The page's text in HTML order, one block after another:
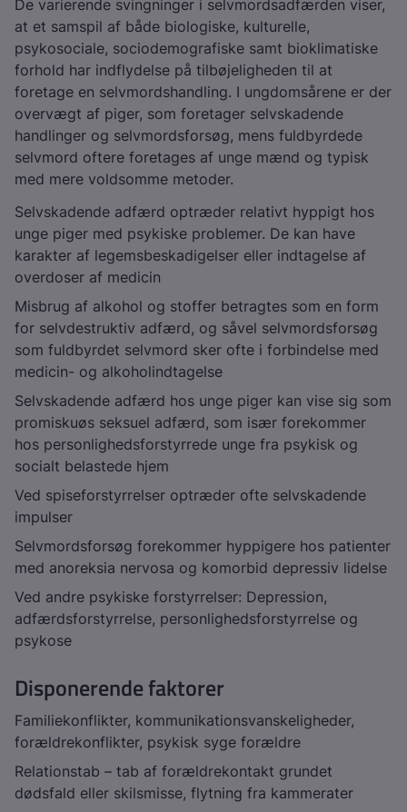
De varierende svingninger i selvmordsadfærden viser,
at et samspil af både biologiske, kulturelle,
psykosociale, sociodemografiske samt bioklimatiske
forhold har indflydelse på tilbøjeligheden til at
foretage en selvmordshandling. I ungdomsårene er der
overvægt af piger, som foretager selvskadende
handlinger og selvmordsforsøg, mens fuldbyrdede
selvmord oftere foretages af unge mænd og typisk
med mere voldsomme metoder.
Selvskadende adfærd optræder relativt hyppigt hos
unge piger med psykiske problemer. De kan have
karakter af legemsbeskadigelser eller indtagelse af
overdoser af medicin
Misbrug af alkohol og stoffer betragtes som en form
for selvdestruktiv adfærd, og såvel selvmordsforsøg
som fuldbyrdet selvmord sker ofte i forbindelse med
medicin- og alkoholindtagelse
Selvskadende adfærd hos unge piger kan vise sig som
promiskuøs seksuel adfærd, som især forekommer
hos personlighedsforstyrrede unge fra psykisk og
socialt belastede hjem
Ved spiseforstyrrelser optræder ofte selvskadende
impulser
Selvmordsforsøg forekommer hyppigere hos patienter
med anoreksia nervosa og komorbid depressiv lidelse
Ved andre psykiske forstyrrelser: Depression,
adfærdsforstyrrelse, personlighedsforstyrrelse og
psykose
Disponerende faktorer
Familiekonflikter, kommunikationsvanskeligheder,
forældrekonflikter, psykisk syge forældre
Relationstab – tab af forældrekontakt grundet
dødsfald eller skilsmisse, flytning fra kammerater